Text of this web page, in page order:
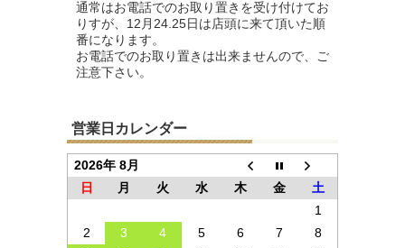
通常はお電話でのお取り置きを受け付けてお
りすが、12月24.25日は店頭に来て頂いた順
番になります。
お電話でのお取り置きは出来ませんので、ご
注意下さい。
営業日カレンダー
2026年 8月
日
月 火 水 木 金
土
1
2
3 4 5 6 7
8